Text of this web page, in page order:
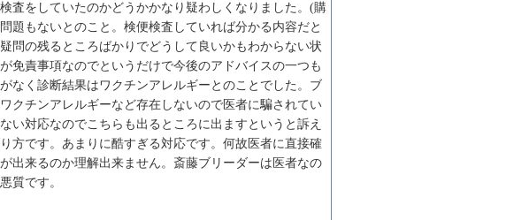
査をしていたのかどうかかなり疑わしくなりました。(購
題もないとのこと。検便検査していれば分かる内容だと
問の残るところばかりでどうして良いかもわからない状
免責事項なのでというだけで今後のアドバイスの一つも
なく診断結果はワクチンアレルギーとのことでした。ブ
クチンアレルギーなど存在しないので医者に騙されてい
い対応なのでこちらも出るところに出ますというと訴え
方です。あまりに酷すぎる対応です。何故医者に直接確
出来るのか理解出来ません。斎藤ブリーダーは医者なの
質です。